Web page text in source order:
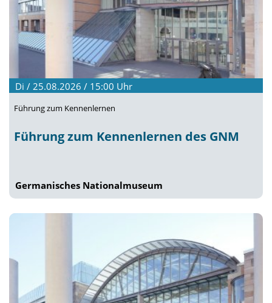
Di / 25.08.2026 / 15:00 Uhr
Führung zum Kennenlernen
Führung zum Kennenlernen des GNM
Germanisches Nationalmuseum